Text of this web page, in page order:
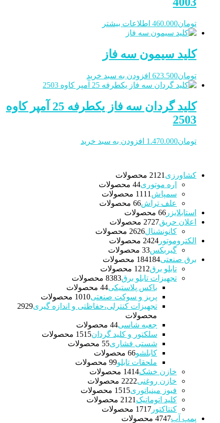
تومان460.000 اطلاعات بیشتر
کلید سیمون سه فاز
تومان623.500 افزودن به سبد خرید
کلید گردان سه فاز یکطرفه 25 آمپر کاوه
2503
تومان1.470.000 افزودن به سبد خرید
کشاورزی 21 21 محصولات
اره موتوری 44 محصولات
سمپاش
11 11 محصولات
علف تراش 66 محصولات
استابلایزر
66 محصولات
اعلان حریق
2727 محصولات
کانونشنال
2626 محصولات
الکتروموتور
2424 محصولات
گیربکس 33 محصولات
برق صنعتی
184184 محصولات
تابلو برق
1212 محصولات
تجهیزات تابلو برق
8383 محصولات
باکس پلاستیکی 44 محصولات
پریز و سوکت صنعتی
1010 محصولات
تجهیزات کنترلی،حفاظتی و اندازه گیری
2929
محصولات
جعبه شاسی 44 محصولات
سلکتور و کلید گردان
1515 محصولات
شستی فشاری 55 محصولات
کابلشو 66 محصولات
ملحقات تابلو 99 محصولات
خازن خشک
1414 محصولات
خازن روغنی
2222 محصولات
فیوز مینیاتوری
1515 محصولات
کلید اتوماتیک
21 21 محصولات
کنتاکتور
1717 محصولات
پمپ آب
4747 محصولات